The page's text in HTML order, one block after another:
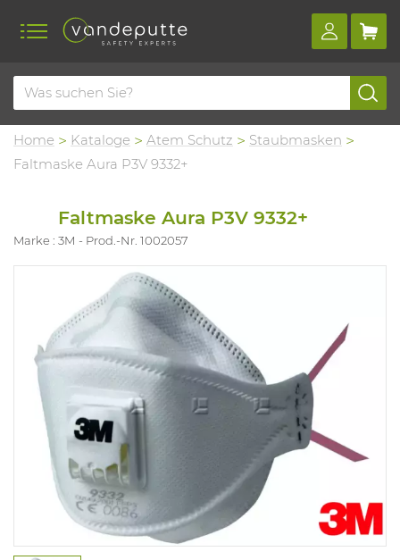
Home Kataloge Atem Schutz
Staubmasken
Faltmaske Aura P3V 9332+
Faltmaske Aura P3V 9332+
Marke : 3M Prod.-Nr. 1002057